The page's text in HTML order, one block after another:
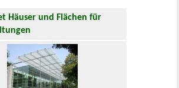
Häuser und Flächen für